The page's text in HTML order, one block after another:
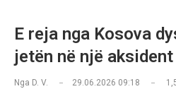
E reja nga Kosova
jetën në një
Nga D. V. 29.06.2026 09:18